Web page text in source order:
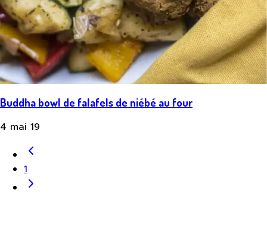
Buddha bowl de falafels de niébé au four
4 mai 19
1